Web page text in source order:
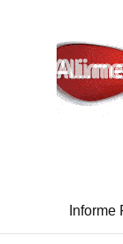
Informe